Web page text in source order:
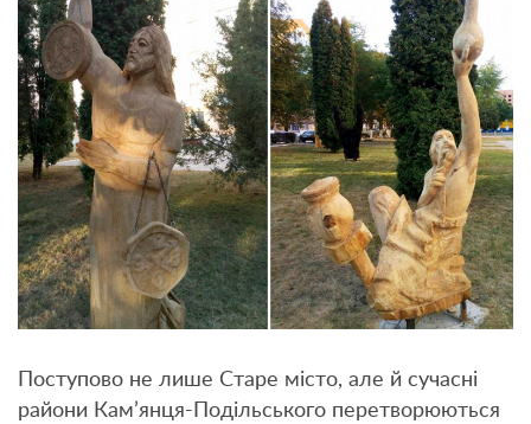
Поступово не лише Старе місто, але й сучасні
райони Кам’янця-Подільського перетворюються